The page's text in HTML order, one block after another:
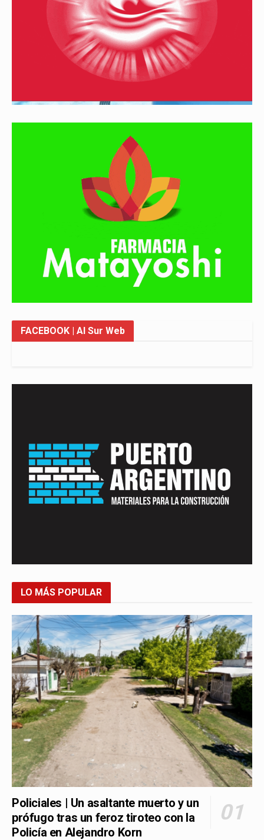
FACEBOOK | Al Sur Web
LO MÁS POPULAR
Policiales | Un asaltante muerto y un
prófugo tras un feroz tiroteo con la
Policía en Alejandro Korn